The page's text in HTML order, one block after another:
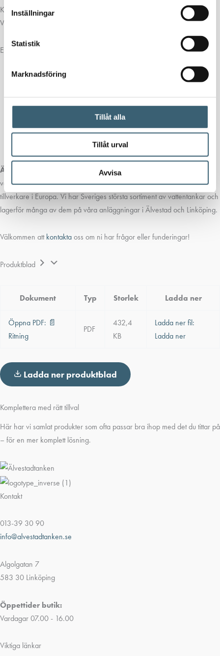
Inställningar
Statistik
Marknadsföring
Tillåt alla
Tillåt urval
Avvisa
Kringutrustning:
Vi monterar anslutningar och kringutrustning efter era behov.
Exempel på utrustning vi monterar:
Tankgenomföringar
Nivåmätare
Dränkbara eller sugpumpar
Luftningsventiler
Älvestad-Tanken AB
har sedan starten 2004 sålt och marknadsfört
vattentankar/ lagringstankar tillverkade i polyeten från ledande
tillverkare i Europa. Vi har Sveriges största sortiment av vattentankar och
lagerför många av dem på våra anläggningar i Älvestad och Linköping.
Välkommen attkontaktaoss om ni har frågor eller funderingar!
Produktblad
Dokument Typ Storlek Ladda ner
Öppna PDF: 📄
Ritning
PDF
432,4
KB
Ladda ner fil:
Ladda ner
Ladda ner produktblad
Komplettera med rätt tillval
Här har vi samlat produkter som ofta passar bra ihop med det du tittar på
– för en mer komplett lösning.
Kontakt
013-39 30 90
info@alvestadtanken.se
Algolgatan 7
583 30 Linköping
Öppettider butik:
Vardagar 07.00 - 16.00
Viktiga länkar